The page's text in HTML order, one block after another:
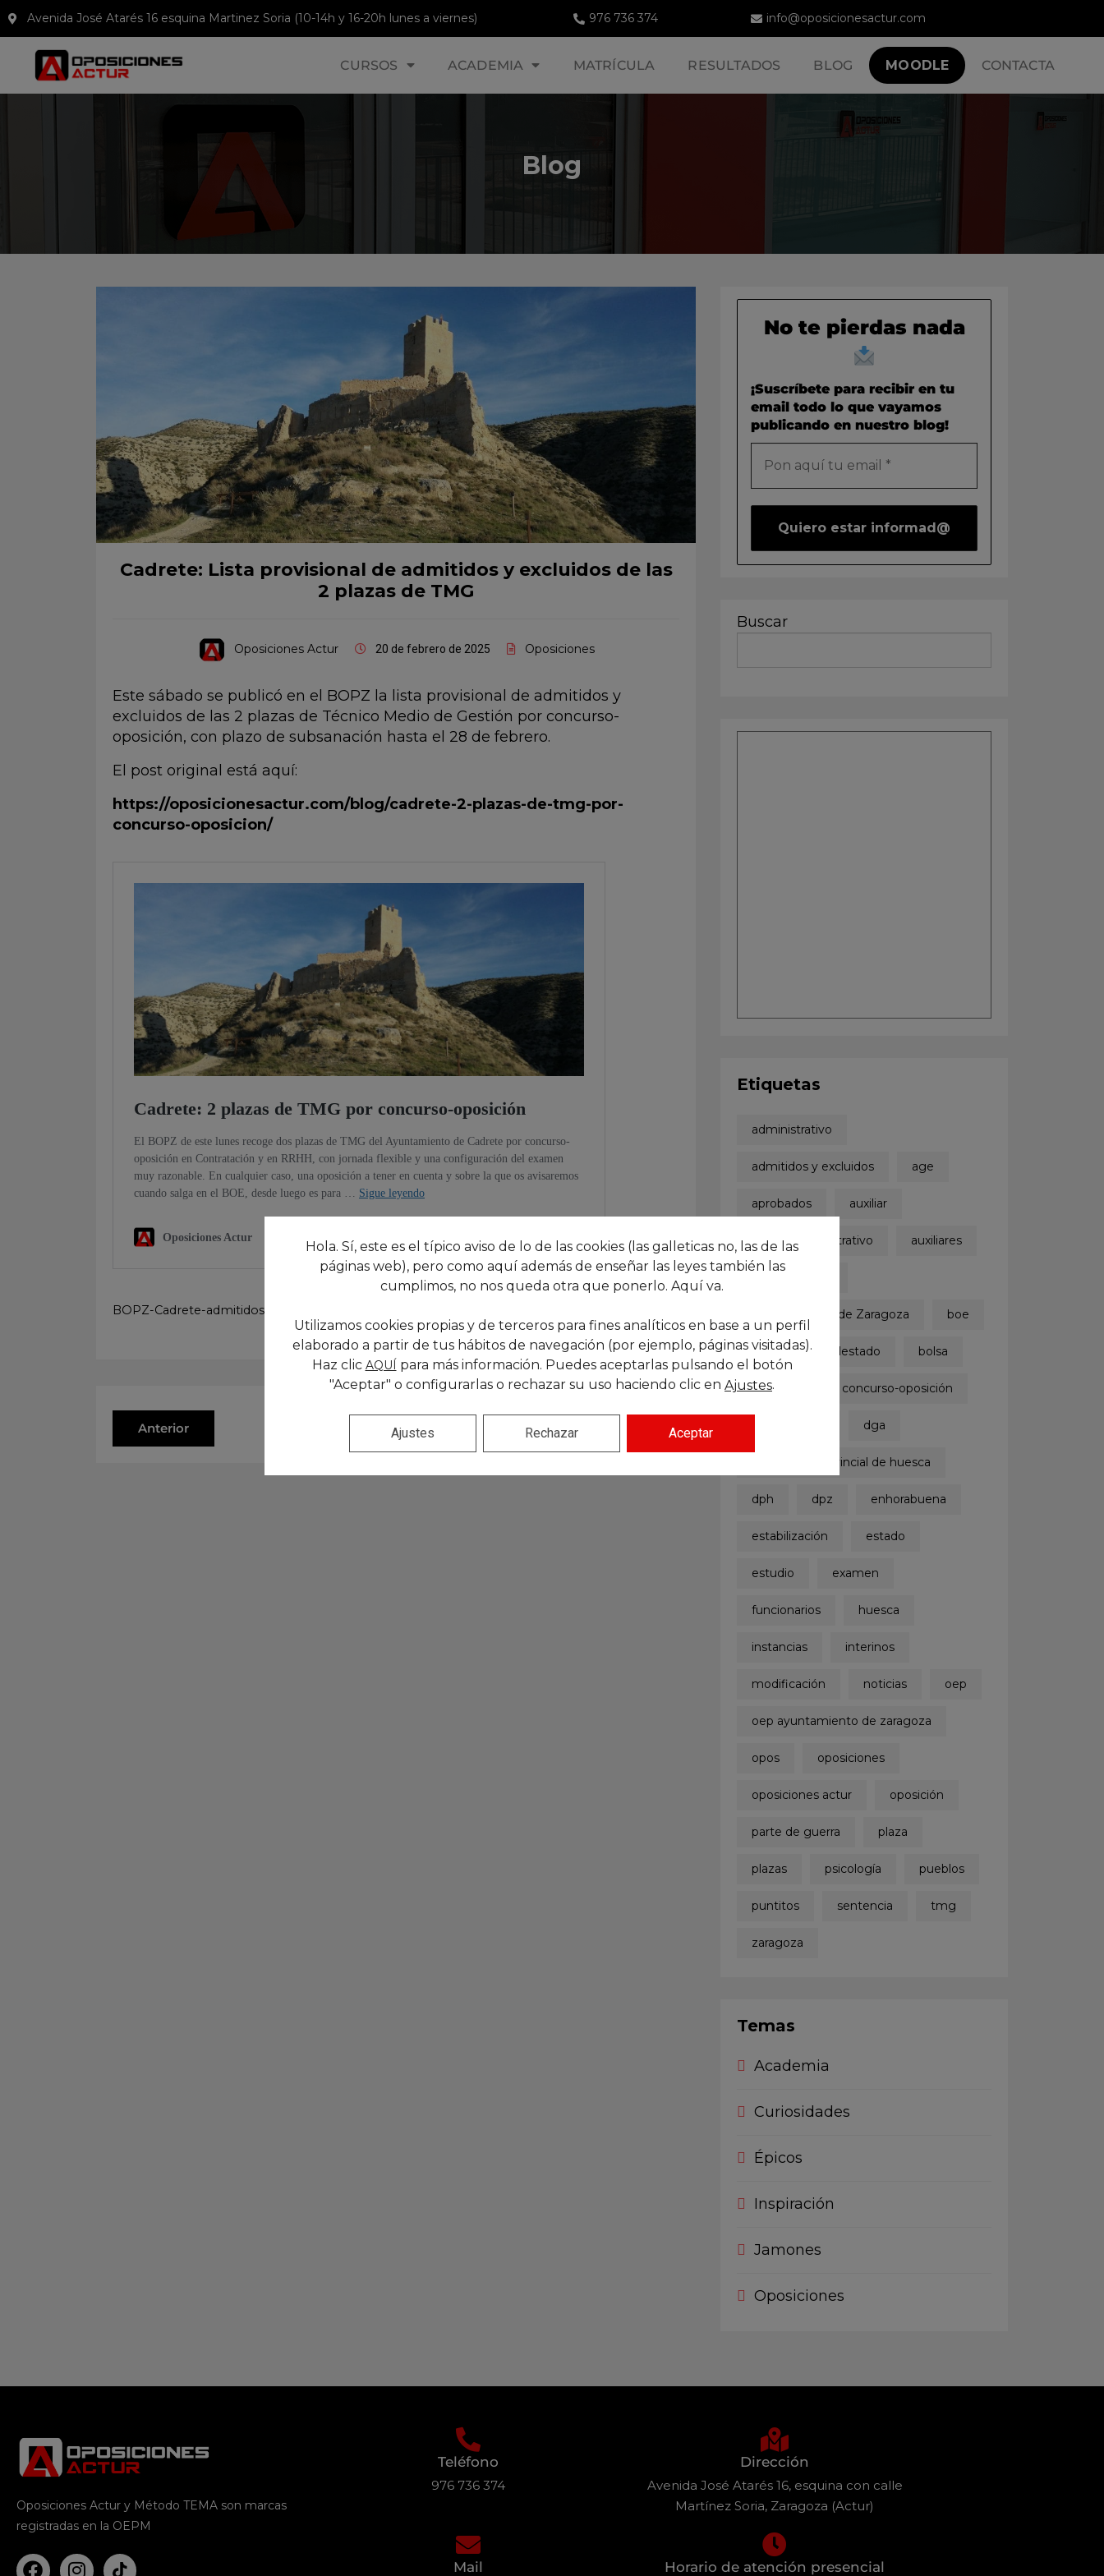
Avenida José Atarés 16 esquina Martinez Soria (10-14h y 16-20h lunes a viernes) 976 736 374 info@oposicionesactur.com
CURSOS ACADEMIA MATRÍCULA RESULTADOS BLOG MOODLE CONTACTA
Blog
Cadrete: Lista provisional de admitidos y excluidos de las
2 plazas de TMG
Oposiciones Actur 20 de febrero de 2025 Oposiciones
Este sábado se publicó en el BOPZ la lista provisional de admitidos y
excluidos de las 2 plazas de Técnico Medio de Gestión por concurso-
oposición, con plazo de subsanación hasta el 28 de febrero.
El post original está aquí:
https://oposicionesactur.com/blog/cadrete-2-plazas-de-tmg-por-
concurso-oposicion/
BOPZ-Cadrete-admitidos
Anterior
No te pierdas nada
¡Suscríbete para recibir en tu
email todo lo que vayamos
publicando en nuestro blog!
Buscar
Etiquetas
administrativo
admitidos y excluidos age
aprobados auxiliar
auxiliar administrativo auxiliares
Ayuntamiento de Zaragoza boe
boletinoficialdelestado bolsa
concurso concurso-oposición
dga
diputación provincial de huesca
dph dpz enhorabuena
estabilización estado
estudio examen
funcionarios huesca
instancias interinos
modificación noticias oep
oep ayuntamiento de zaragoza
opos oposiciones
oposiciones actur oposición
parte de guerra plaza
plazas psicología pueblos
puntitos sentencia tmg
zaragoza
Temas
Academia
Curiosidades
Épicos
Inspiración
Jamones
Oposiciones
Oposiciones Actur y Método TEMA son marcas
registradas en la OEPM
Teléfono
976 736 374
Mail
Dirección
Avenida José Atarés 16, esquina con calle
Martínez Soria, Zaragoza (Actur)
Horario de atención presencial
Hola. Sí, este es el típico aviso de lo de las cookies (las galleticas no, las de las
páginas web), pero como aquí además de enseñar las leyes también las
cumplimos, no nos queda otra que ponerlo. Aquí va.
Utilizamos cookies propias y de terceros para fines analíticos en base a un perfil
elaborado a partir de tus hábitos de navegación (por ejemplo, páginas visitadas).
Haz clic AQUÍ para más información. Puedes aceptarlas pulsando el botón
"Aceptar" o configurarlas o rechazar su uso haciendo clic en Ajustes.
Aceptar
Rechazar
Ajustes